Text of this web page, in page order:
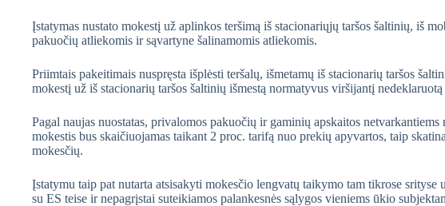
Įstatymas nustato mokestį už aplinkos teršimą iš stacionariųjų taršos šaltinių, iš
pakuočių atliekomis ir sąvartyne šalinamomis atliekomis.
Priimtais pakeitimais nuspręsta išplėsti teršalų, išmetamų iš stacionarių taršos
mokestį už iš stacionarių taršos šaltinių išmestą normatyvus viršijantį
Pagal naujas nuostatas, privalomos pakuočių ir gaminių apskaitos
mokestis bus skaičiuojamas taikant 2 proc. tarifą nuo prekių apyvartos, taip
mokesčių.
Įstatymu taip pat nutarta atsisakyti mokesčio lengvatų taikymo tam tikrose srityse
su ES teise ir nepagrįstai suteikiamos palankesnės sąlygos vieniems ūkio